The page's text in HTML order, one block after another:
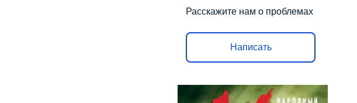
Расскажите нам о проблемах
Написать